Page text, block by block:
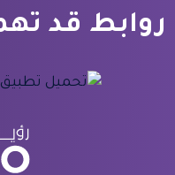
روابط قد